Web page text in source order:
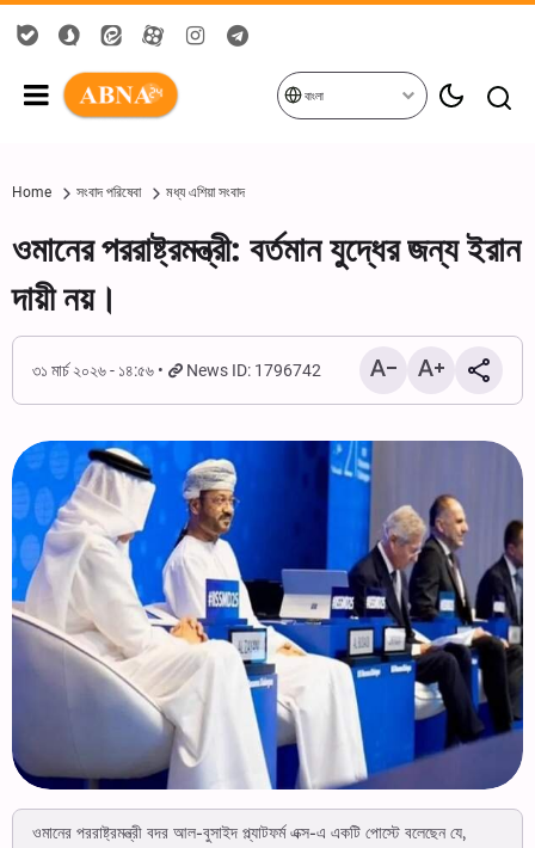
বাংলা
Home সংবাদ পরিষেবা মধ্য এশিয়া সংবাদ
ওমানের পররাষ্ট্রমন্ত্রী: বর্তমান যুদ্ধের জন্য ইরান
দায়ী নয়।
৩১ মার্চ ২০২৬ - ১৪:৫৬ News ID: 1796742
ওমানের পররাষ্ট্রমন্ত্রী বদর আল-বুসাইদ প্ল্যাটফর্ম এক্স-এ একটি পোস্টে বলেছেন যে,